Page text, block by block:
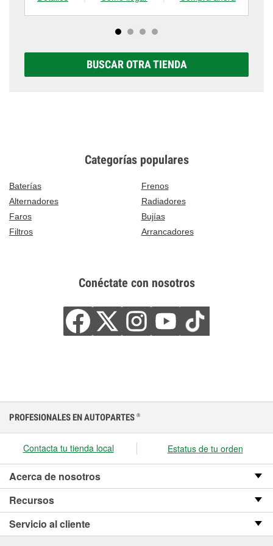
BUSCAR OTRA TIENDA
Categorías populares
Baterías
Frenos
Alternadores
Radiadores
Faros
Bujías
Filtros
Arrancadores
Conéctate con nosotros
PROFESIONALES EN AUTOPARTES ®
Contacta tu tienda local Estatus de tu orden
Acerca de nosotros
Recursos
Servicio al cliente